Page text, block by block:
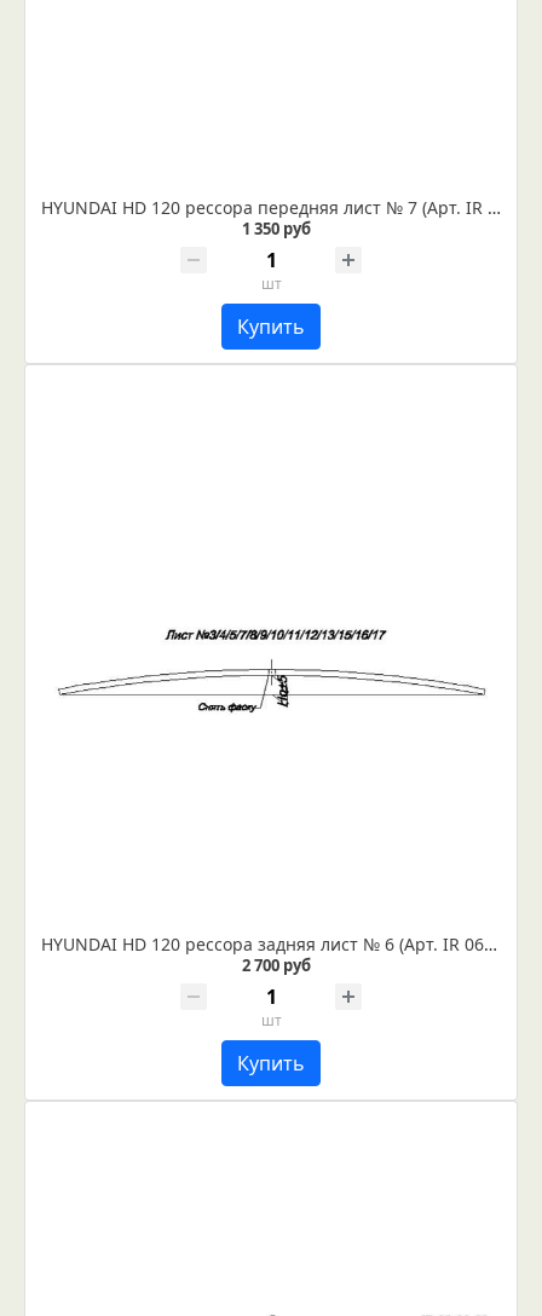
HYUNDAI HD 120 рессора передняя лист № 7 (Арт. IR 06-08-07)
1 350 руб
шт
Купить
HYUNDAI HD 120 рессора задняя лист № 6 (Арт. IR 06-09-06)
2 700 руб
шт
Купить